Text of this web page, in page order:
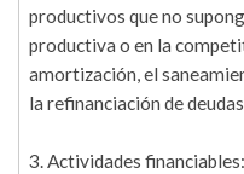
productivos que no
productiva o en la
amortización, el
la refinanciación de
3. Actividades